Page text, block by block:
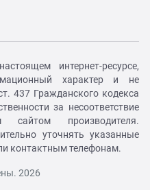
интернет-ресурсе,
характер и не
437 Гражданского кодекса
за несоответствие
производителя.
уточнять указанные
контактным телефонам.
2026